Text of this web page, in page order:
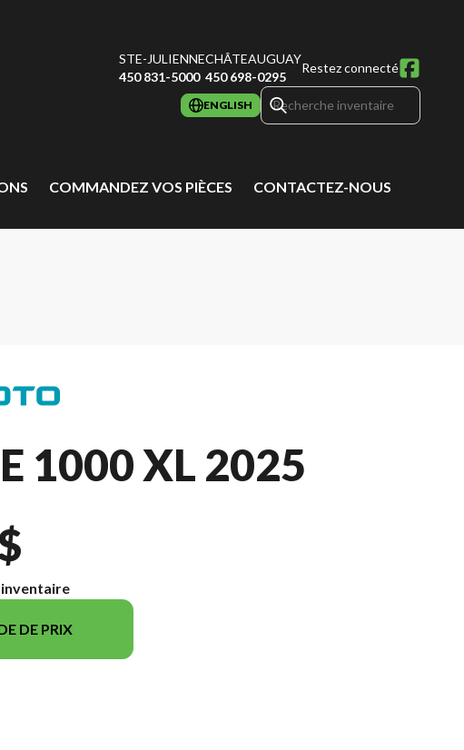
STE-JULIENNE
450 831-5000
CHÂTEAUGUAY
450 698-0295
Restez connecté
ENGLISH
COMMANDEZ VOS PIÈCES CONTACTEZ-NOUS
1000 XL 2025
inventaire
DE PRIX